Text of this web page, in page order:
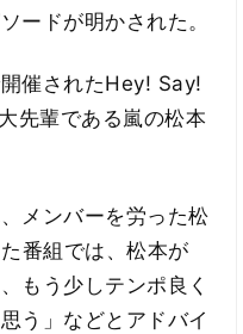
ードが明かされた。
催されたHey! Say!
先輩である嵐の松本
メンバーを労った松
番組では、松本が
もう少しテンポ良く
う」などとアドバイ